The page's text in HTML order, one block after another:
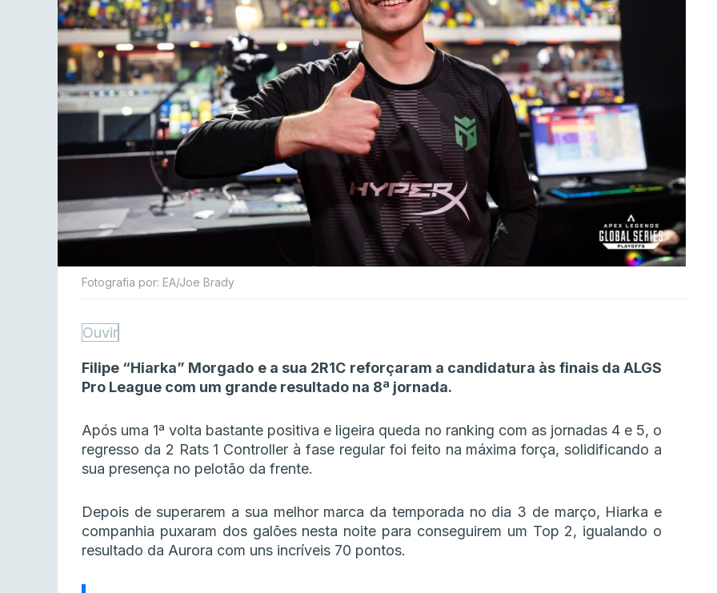
Fotografia por: EA/Joe Brady
Ouvir
Filipe “Hiarka” Morgado e a sua 2R1C reforçaram a candidatura às finais da ALGS
Pro League com um grande resultado na 8ª jornada.
Após uma 1ª volta bastante positiva e ligeira queda no ranking com as jornadas 4 e 5, o
regresso da 2 Rats 1 Controller à fase regular foi feito na máxima força, solidificando a
sua presença no pelotão da frente.
Depois de superarem a sua melhor marca da temporada no dia 3 de março, Hiarka e
companhia puxaram dos galões nesta noite para conseguirem um Top 2, igualando o
resultado da Aurora com uns incríveis 70 pontos.